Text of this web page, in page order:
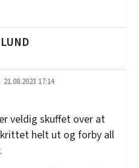
21.08.2023 17:14
veldig skuffet over at
helt ut og forby all